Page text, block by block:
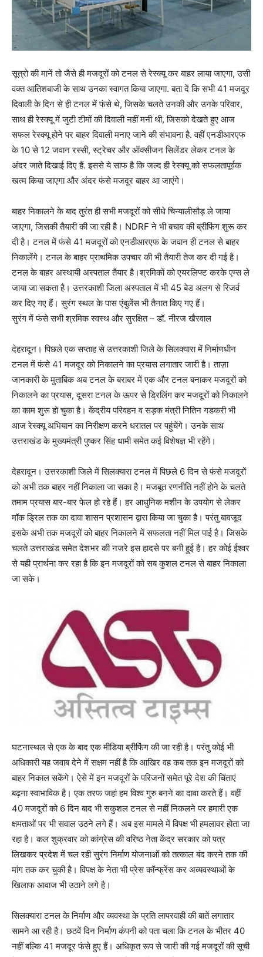
सूत्रो की मानें तो जैसे ही मजदूरों को टनल से रेस्क्यू कर बाहर लाया जाएगा, उसी
वक्त आतिशबाजी के साथ उनका स्वागत किया जाएगा. बता दें कि सभी 41 मजदूर
दिवाली के दिन से ही टनल में फंसे थे, जिसके चलते उनकी और उनके परिवार,
साथ ही रेस्क्यू में जुटी टीमों की दिवाली नहीं मनी थी, जिसको देखते हुए आज
सफल रेस्क्यू होने पर बाहर दिवाली मनाए जाने की संभावना है. वहीं एनडीआरएफ
के 10 से 12 जवान रस्सी, स्ट्रेचर और ऑक्सीजन सिलेंडर लेकर टनल के
अंदर जाते दिखाई दिए हैं. इससे ये साफ है कि जल्द ही रेस्क्यू को सफलतापूर्वक
खत्म किया जाएगा और अंदर फंसे मजदूर बाहर आ जाएंगे।
बाहर निकालने के बाद तुरंत ही सभी मजदूरों को सीधे चिन्यालीसौड़ ले जाया
जाएगा, जिसकी तैयारी की जा रही है। NDRF ने भी बचाव की ब्रीफिंग शुरू कर
दी है। टनल में फंसे 41 मजदूरों को एनडीआरएफ के जवान ही टनल से बाहर
निकालेंगे। टनल के बाहर प्राथमिक उपचार की भी तैयारी तेज कर दी गई है।
टनल के बाहर अस्थायी अस्पताल तैयार है।श्रमिकों को एयरलिफ्ट करके एम्स ले
जाया जा सकता है। उत्तरकाशी जिला अस्पताल में भी 45 बेड अलग से रिजर्व
कर दिए गए हैं। सुरंग स्थल के पास एंबुलेंस भी तैनात किए गए हैं।
सुरंग में फंसे सभी श्रमिक स्वस्थ और सुरक्षित – डॉ. नीरज खैरवाल
देहरादून। पिछले एक सप्ताह से उत्तरकाशी जिले के सिलक्यारा में निर्माणधीन
टनल में फंसे 41 मजदूर को निकालने का प्रयास लगातार जारी है। ताज़ा
जानकारी के मुताबिक अब टनल के बराबर में एक और टनल बनाकर मजदूरों को
निकालने का प्रयास, दूसरा टनल के ऊपर से ड्रिलिंग कर मजदूरों को निकालने
का काम शुरू हो चुका है। केंद्रीय परिवहन व सड़क मंत्री नितिन गडकरी भी
आज रेस्क्यू अभियान का निरीक्षण करने धरातल पर पहुंचेंगे। उनके साथ
उत्तराखंड के मुख्यमंत्री पुष्कर सिंह धामी समेत कई विशेषज्ञ भी रहेंगे।
देहरादून। उत्तरकाशी जिले में सिलक्यारा टनल में पिछले 6 दिन से फंसे मजदूरों
को अभी तक बाहर नहीं निकाला जा सका है। मजबूत रणनीति नहीं होने के चलते
तमाम प्रयास बार-बार फेल हो रहे हैं। हर आधुनिक मशीन के उपयोग से लेकर
मॉक ड्रिल तक का दावा शासन प्रशासन द्वारा किया जा चुका है। परंतु बावजूद
इसके अभी तक मजदूरों को बाहर निकालने में सफलता नहीं मिल पाई है। जिसके
चलते उत्तराखंड समेत देशभर की नजरे इस हादसे पर बनी हुई है। हर कोई ईश्वर
से यही प्रार्थना कर रहा है कि इन मजदूरों को सब कुशल टनल से बाहर निकाला
जा सके।
घटनास्थल से एक के बाद एक मीडिया ब्रीफिंग की जा रही है। परंतु कोई भी
अधिकारी यह जवाब देने में सक्षम नहीं है कि आखिर वह कब तक इन मजदूरों को
बाहर निकाल सकेंगे। ऐसे में इन मजदूरों के परिजनों समेत पूरे देश की चिंताएं
बढ़ना स्वाभाविक है। एक तरफ जहां हम विश्व गुरु बनने का दावा करते हैं। वहीं
40 मजदूरों को 6 दिन बाद भी सकुशल टनल से नहीं निकलने पर हमारी एक
क्षमताओं पर भी सवाल उठने लगे हैं। अब इस मामले में विपक्ष भी हमलावर होता जा
रहा है। कल शुक्रवार को कांग्रेस की वरिष्ठ नेता केंद्र सरकार को पत्र
लिखकर प्रदेश में चल रही सुरंग निर्माण योजनाओं को तत्काल बंद करने तक की
मांग तक कर चुकी है। विपक्ष के नेता भी प्रेस कॉन्फ्रेंस कर अव्यवस्थाओं के
खिलाफ आवाज भी उठाने लगे है।
सिलक्यारा टनल के निर्माण और व्यवस्था के प्रति लापरवाही की बातें लगातार
सामने आ रही है। छठवें दिन निर्माण कंपनी को पता चला कि टनल के भीतर 40
नहीं बल्कि 41 मजदूर फंसे हुए हैं। अधिकृत रूप से जारी की गई मजदूरों की सूची